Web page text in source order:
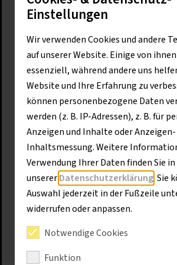
Voraussetzung
Fahrausweis Stufe 1,
Arbeitskleidung,
Tauglichkeit nach G41 von
Zielgruppe
Alle Personen, die
Kommissioniergeräte
Ausbildung zum Fahrer von
Flurförderzeugen (Stufe 1)
abgeschlossen haben
Einstellungen
Wir verwenden Cookies und andere
auf unserer Website. Einige von
essenziell, während andere uns
Website und Ihre Erfahrung zu
können personenbezogene Daten
werden (z. B. IP-Adressen), z. B. für
Anzeigen und Inhalte oder Anzeigen-
Inhaltsmessung. Weitere
Verwendung Ihrer Daten finden Sie in
unsererDatenschutzerklärung . Sie
Auswahl jederzeit in der Fußzeile
widerrufen oder anpassen.
Notwendige Cookies
Funktion